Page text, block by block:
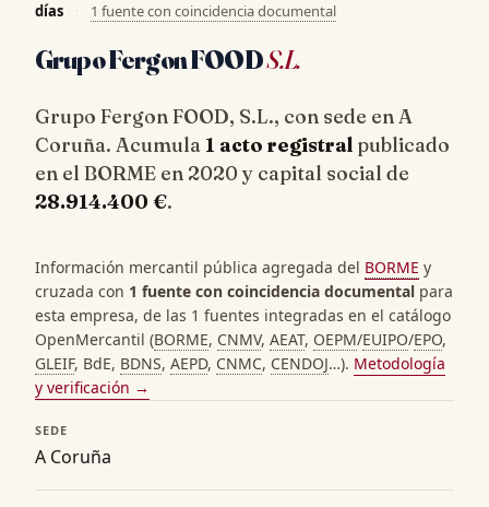
días
· 1 fuente con coincidencia documental
Grupo Fergon FOODS.L.
Grupo Fergon FOOD, S.L., con sede en A
Coruña. Acumula 1 acto registral publicado
en el BORME en 2020 y capital social de
28.914.400 €.
Información mercantil pública agregada del BORME y
cruzada con 1 fuente con coincidencia documental para
esta empresa, de las 1 fuentes integradas en el catálogo
OpenMercantil (BORME, CNMV, AEAT, OEPM/EUIPO/EPO,
GLEIF, BdE, BDNS, AEPD, CNMC, CENDOJ…). Metodología
y verificación →
SEDE
A Coruña